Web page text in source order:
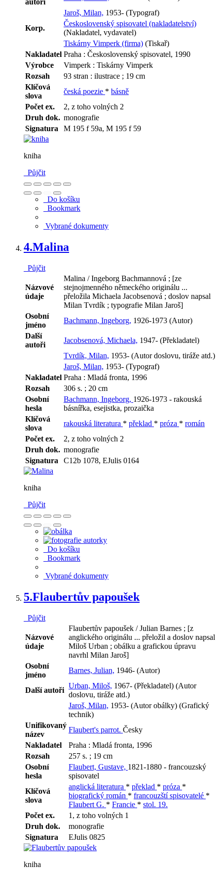
autoři
Jaroš, Milan, 1953- (Typograf)
Korp.
Československý spisovatel (nakladatelství)
(Nakladatel, vydavatel)
Tiskárny Vimperk (firma) (Tiskař)
Nakladatel Praha : Československý spisovatel, 1990
Výrobce
Vimperk : Tiskárny Vimperk
Rozsah
93 stran : ilustrace ; 19 cm
Klíčová
slova
česká poezie * básně
Počet ex.
2, z toho volných 2
Druh dok. monografie
Signatura
M 195 f 59a, M 195 f 59
kniha
Půjčit
Do košíku
Bookmark
Vybrané dokumenty
4.Malina
Půjčit
Názvové
údaje
Malina / Ingeborg Bachmannová ; [ze
stejnojmenného německého originálu ...
přeložila Michaela Jacobsenová ; doslov napsal
Milan Tvrdík ; typografie Milan Jaroš]
Osobní
jméno
Bachmann, Ingeborg, 1926-1973 (Autor)
Další
autoři
Jacobsenová, Michaela, 1947- (Překladatel)
Tvrdík, Milan, 1953- (Autor doslovu, tiráže atd.)
Jaroš, Milan, 1953- (Typograf)
Nakladatel Praha : Mladá fronta, 1996
Rozsah
306 s. ; 20 cm
Osobní
hesla
Bachmann, Ingeborg, 1926-1973 - rakouská
básnířka, esejistka, prozaička
Klíčová
slova
rakouská literatura * překlad * próza * román
Počet ex.
2, z toho volných 2
Druh dok. monografie
Signatura
C12b 1078, EJulis 0164
kniha
Půjčit
Do košíku
Bookmark
Vybrané dokumenty
5.Flaubertův papoušek
Půjčit
Názvové
údaje
Flaubertův papoušek / Julian Barnes ; [z
anglického originálu ... přeložil a doslov napsal
Miloš Urban ; obálku a grafickou úpravu
navrhl Milan Jaroš]
Osobní
jméno
Barnes, Julian, 1946- (Autor)
Další autoři
Urban, Miloš, 1967- (Překladatel) (Autor
doslovu, tiráže atd.)
Jaroš, Milan, 1953- (Autor obálky) (Grafický
technik)
Unifikovaný
název
Flaubert's parrot. Česky
Nakladatel
Praha : Mladá fronta, 1996
Rozsah
257 s. ; 19 cm
Osobní
hesla
Flaubert, Gustave, 1821-1880 - francouzský
spisovatel
Klíčová
slova
anglická literatura * překlad * próza *
biografický román * francouzští spisovatelé *
Flaubert G. * Francie * stol. 19.
Počet ex.
1, z toho volných 1
Druh dok.
monografie
Signatura
EJulis 0825
kniha